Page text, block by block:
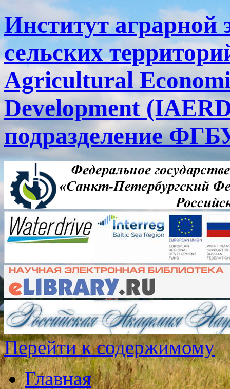
Институт аграрной
сельских
Agricultural
Development
подразделение
Перейти к содержимому
Главная